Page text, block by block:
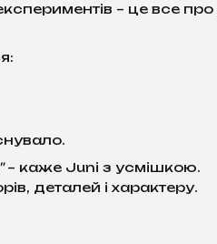
– це все про
– каже Juni з усмішкою.
деталей і характеру.